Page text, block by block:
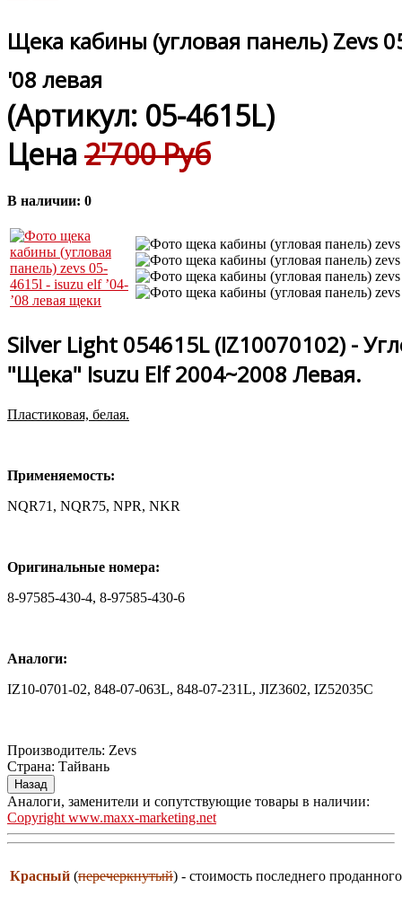
Щека кабины (угловая панель) Zevs
'08 левая
(Артикул: 05-4615L)
Цена 2'700 Руб
В наличии: 0
Silver Light 054615L (IZ10070102) -
"Щека" Isuzu Elf 2004~2008 Левая.
Пластиковая, белая.
Применяемость:
NQR71, NQR75, NPR, NKR
Оригинальные номера:
8-97585-430-4, 8-97585-430-6
Аналоги:
IZ10-0701-02, 848-07-063L, 848-07-231L, JIZ3602, IZ52035C
Производитель: Zevs
Страна: Тайвань
Аналоги, заменители и сопутствующие товары в наличии:
Copyright www.maxx-marketing.net
Красный (перечеркнутый) - стоимость последнего